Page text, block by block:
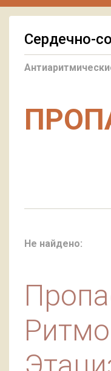
Сердечно-
Не найдено: